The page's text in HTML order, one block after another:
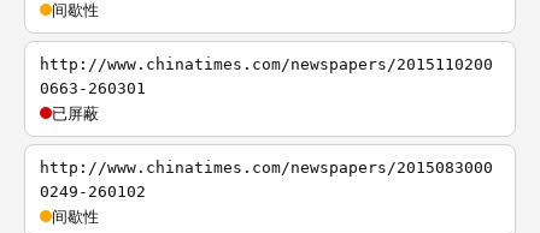
间歇性
http://www.chinatimes.com/newspapers/2015110200
0663-260301
已屏蔽
http://www.chinatimes.com/newspapers/2015083000
0249-260102
间歇性